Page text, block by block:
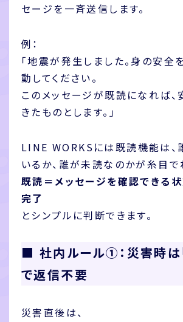
セージを一斉送信します。
例：
「地震が発生しました。身の安全
動してください。
このメッセージが既読になれば、
きたものとします。」
LINE WORKSには既読機能は、
いるか、誰が未読なのかが糸目で
既読＝メッセージを確認できる
完了
とシンプルに判断できます。
■ 社内ルール①：災害時は
で返信不要
災害直後は、